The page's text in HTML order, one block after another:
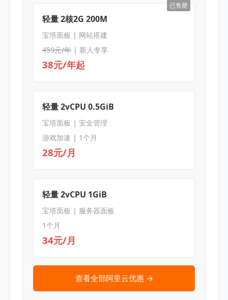
已售罄
轻量 2核2G 200M
宝塔面板 | 网站搭建
459元/年| 新人专享
38元/年起
轻量 2vCPU 0.5GiB
宝塔面板 | 安全管理
游戏加速 | 1个月
28元/月
轻量 2vCPU 1GiB
宝塔面板 | 服务器面板
1个月
34元/月
查看全部阿里云优惠 →